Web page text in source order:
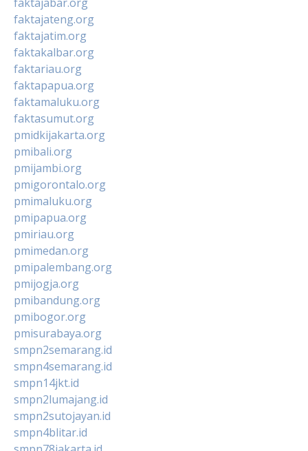
faktajateng.org
faktajatim.org
faktakalbar.org
faktariau.org
faktapapua.org
faktamaluku.org
faktasumut.org
pmidkijakarta.org
pmibali.org
pmijambi.org
pmigorontalo.org
pmimaluku.org
pmipapua.org
pmiriau.org
pmimedan.org
pmipalembang.org
pmijogja.org
pmibandung.org
pmibogor.org
pmisurabaya.org
smpn2semarang.id
smpn4semarang.id
smpn14jkt.id
smpn2lumajang.id
smpn2sutojayan.id
smpn4blitar.id